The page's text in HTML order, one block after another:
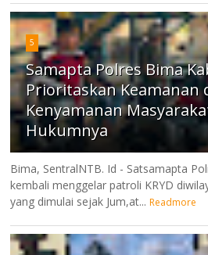
5
Samapta Polres Bima
Prioritaskan Keamanan
Kenyamanan
Hukumnya
Bima, SentralNTB. Id - Satsamapta
kembali menggelar patroli KRYD
yang dimulai sejak Jum,at... Readmore